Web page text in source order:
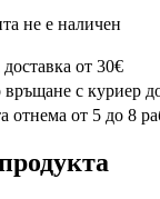
не е наличен
от 30€
връщане с куриер
отнема от 5 до 8